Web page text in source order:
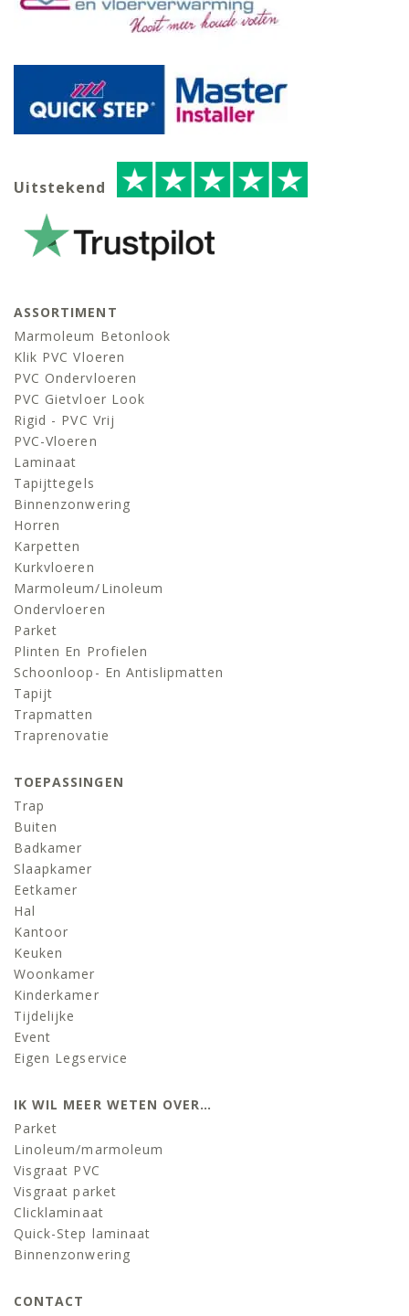
Uitstekend
ASSORTIMENT
Marmoleum Betonlook
Klik PVC Vloeren
PVC Ondervloeren
PVC Gietvloer Look
Rigid - PVC Vrij
PVC-Vloeren
Laminaat
Tapijttegels
Binnenzonwering
Horren
Karpetten
Kurkvloeren
Marmoleum/linoleum
Ondervloeren
Parket
Plinten En Profielen
Schoonloop- En Antislipmatten
Tapijt
Trapmatten
Traprenovatie
TOEPASSINGEN
Trap
Buiten
Badkamer
Slaapkamer
Eetkamer
Hal
Kantoor
Keuken
Woonkamer
Kinderkamer
Tijdelijke
Event
Eigen Legservice
IK WIL MEER WETEN OVER…
Parket
Linoleum/marmoleum
Visgraat PVC
Visgraat parket
Clicklaminaat
Quick-Step laminaat
Binnenzonwering
CONTACT